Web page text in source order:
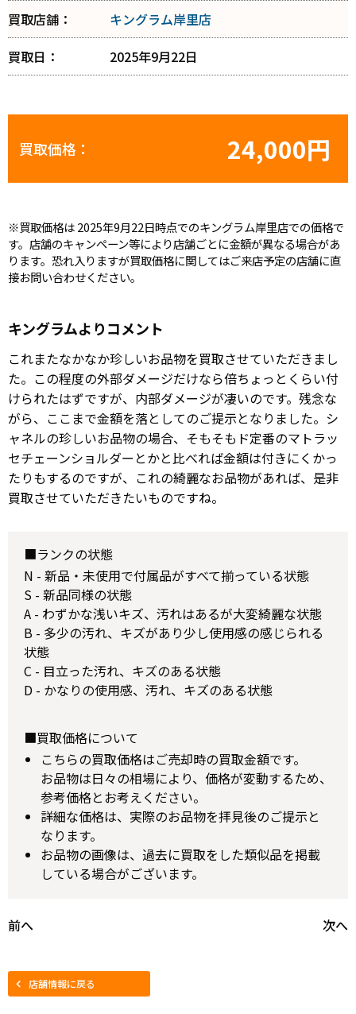
買取店舗：
キングラム岸里店
買取日：
2025年9月22日
買取価格： 24,000円
※買取価格は 2025年9月22日時点でのキングラム岸里店での価格で
す。店舗のキャンペーン等により店舗ごとに金額が異なる場合があ
ります。恐れ入りますが買取価格に関してはご来店予定の店舗に直
接お問い合わせください。
キングラムよりコメント
これまたなかなか珍しいお品物を買取させていただきまし
た。この程度の外部ダメージだけなら倍ちょっとくらい付
けられたはずですが、内部ダメージが凄いのです。残念な
がら、ここまで金額を落としてのご提示となりました。シ
ャネルの珍しいお品物の場合、そもそもド定番のマトラッ
セチェーンショルダーとかと比べれば金額は付きにくかっ
たりもするのですが、これの綺麗なお品物があれば、是非
買取させていただきたいものですね。
■ランクの状態
N - 新品・未使用で付属品がすべて揃っている状態
S - 新品同様の状態
A - わずかな浅いキズ、汚れはあるが大変綺麗な状態
B - 多少の汚れ、キズがあり少し使用感の感じられる
状態
C - 目立った汚れ、キズのある状態
D - かなりの使用感、汚れ、キズのある状態
■買取価格について
こちらの買取価格はご売却時の買取金額です。
お品物は日々の相場により、価格が変動するため、
参考価格とお考えください。
詳細な価格は、実際のお品物を拝見後のご提示と
なります。
お品物の画像は、過去に買取をした類似品を掲載
している場合がございます。
前へ 次へ
店舗情報に戻る